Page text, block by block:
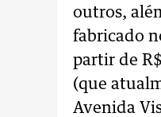
outros,
fabricado
partir de
(que
Avenida